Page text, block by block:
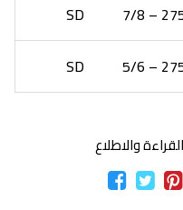
SD
SD
والاطلاع